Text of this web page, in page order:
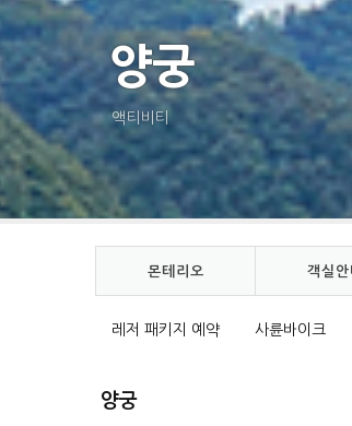
양궁
액티비티
몬테리오 객실
레저 패키지 예약 사륜바이크
양궁